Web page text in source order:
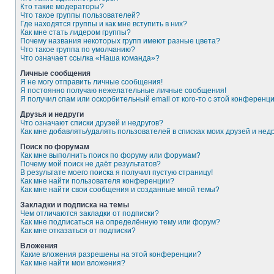
Кто такие модераторы?
Что такое группы пользователей?
Где находятся группы и как мне вступить в них?
Как мне стать лидером группы?
Почему названия некоторых групп имеют разные цвета?
Что такое группа по умолчанию?
Что означает ссылка «Наша команда»?
Личные сообщения
Я не могу отправить личные сообщения!
Я постоянно получаю нежелательные личные сообщения!
Я получил спам или оскорбительный email от кого-то с этой
Друзья и недруги
Что означают списки друзей и недругов?
Как мне добавлять/удалять пользователей в списках моих друзей и
Поиск по форумам
Как мне выполнить поиск по форуму или форумам?
Почему мой поиск не даёт результатов?
В результате моего поиска я получил пустую страницу!
Как мне найти пользователя конференции?
Как мне найти свои сообщения и созданные мной темы?
Закладки и подписка на темы
Чем отличаются закладки от подписки?
Как мне подписаться на определённую тему или форум?
Как мне отказаться от подписки?
Вложения
Какие вложения разрешены на этой конференции?
Как мне найти мои вложения?